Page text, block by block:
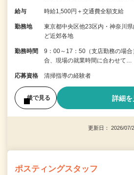
給与 時給1,500円＋交通費全額支給
勤務地
東京都中央区他23区内・神奈川
ど近郊各地
勤務時間
9：00～17：50（支店勤務の場
合、現場の就業時間に合わせて…
応募資格 清掃指導の経験者
後で見る 詳細を
更新日： 2026/
ポスティングスタッフ